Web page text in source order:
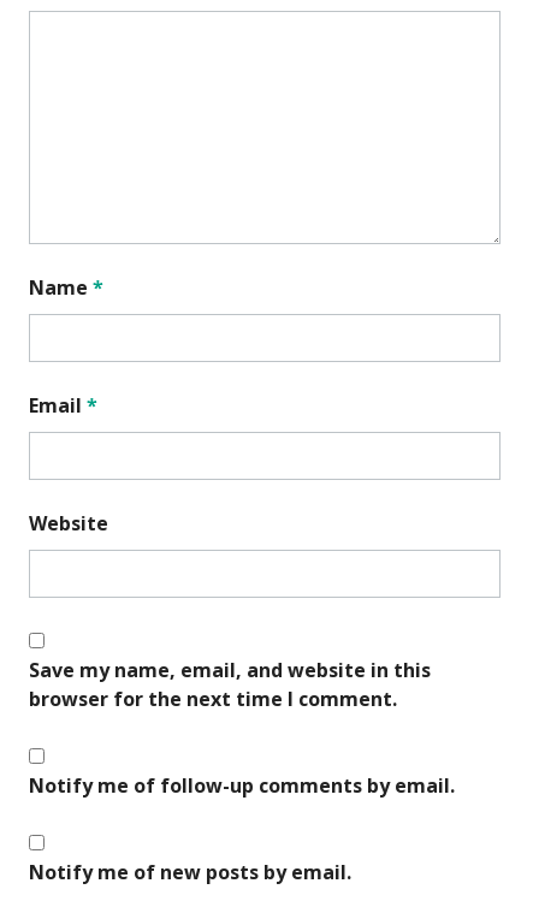
Name *
Email *
Website
Save my name, email, and website in this
browser for the next time I comment.
Notify me of follow-up comments by email.
Notify me of new posts by email.